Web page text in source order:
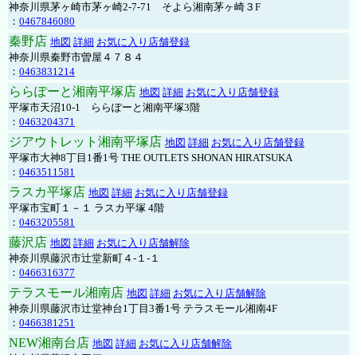
神奈川県茅ヶ崎市茅ヶ崎2‐7‐71 そよら湘南茅ヶ崎３F
： 0467846080
秦野店 地図 詳細 お気に入り店舗登録
神奈川県秦野市曽屋４７８４
： 0463831214
ららぽーと湘南平塚店 地図 詳細 お気に入り店舗登録
平塚市天沼10-1 ららぽーと湘南平塚3階
： 0463204371
ジアウトレット湘南平塚店 地図 詳細 お気に入り店舗登録
平塚市大神8丁目1番1号 THE OUTLETS SHONAN HIRATSUKA
： 0463511581
ラスカ平塚店 地図 詳細 お気に入り店舗登録
平塚市宝町１－１ ラスカ平塚 4階
： 0463205581
藤沢店 地図 詳細 お気に入り店舗解除
神奈川県藤沢市辻堂新町４-１-１
： 0466316377
テラスモール湘南店 地図 詳細 お気に入り店舗解除
神奈川県藤沢市辻堂神台1丁目3番1号 テラスモール湘南4F
： 0466381251
NEW湘南台店 地図 詳細 お気に入り店舗解除